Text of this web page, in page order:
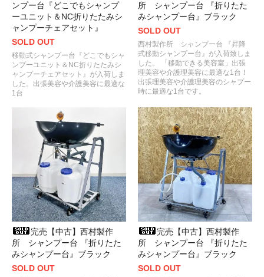
ンプー台『どこでもシャンプ
ーユニット＆NC折りたたみシ
ャンプーチェアセット』
SOLD OUT
移動式シャンプー台『どこでもシャ
ンプーユニット＆NC折りたたみシ
ャンプーチェアセット』が入荷しま
した。出張美容や介護美容に最適な
1台
所 シャンプー台 『折りたた
みシャンプー台』ブラック
SOLD OUT
西村製作所 シャンプー台 『昇降
式移動シャンプー台』が入荷致しま
した。 「移動できる美容室」出張
理美容や介護理美容に最適な1台！
出張理美容や介護理美容のシャプー
時に最適な1台です。
完売【中古】西村製作
所 シャンプー台 『折りたた
みシャンプー台』ブラック
SOLD OUT
完売【中古】西村製作
所 シャンプー台 『折りたた
みシャンプー台』ブラック
SOLD OUT